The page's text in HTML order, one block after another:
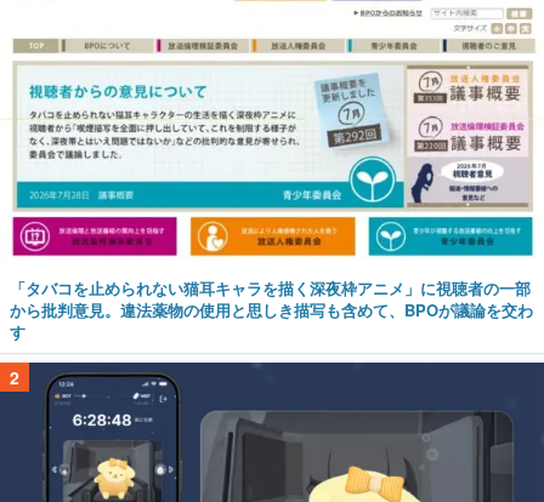
「タバコを止められない猫耳キャラを描く深夜枠アニメ」に視聴者の一部
から批判意見。違法薬物の使用と思しき描写も含めて、BPOが議論を交わ
す
2